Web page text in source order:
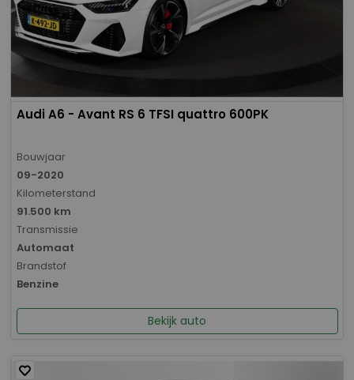
Audi A6 - Avant RS 6 TFSI quattro 600PK
Bouwjaar
09-2020
Kilometerstand
91.500 km
Transmissie
Automaat
Brandstof
Benzine
Bekijk auto